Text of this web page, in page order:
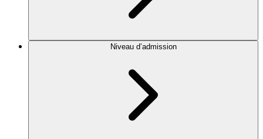
Niveau d’admission